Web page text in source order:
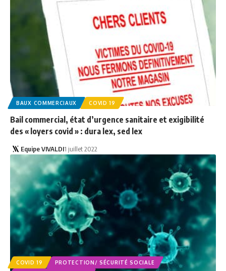
BAUX COMMERCIAUX COVID 19
Bail commercial, état d’urgence sanitaire et exigibilité
des « loyers covid » : dura lex, sed lex
Equipe VIVALDI1 juillet 2022
COVID 19
PROTECTION/ SÉCURITÉ SOCIALE